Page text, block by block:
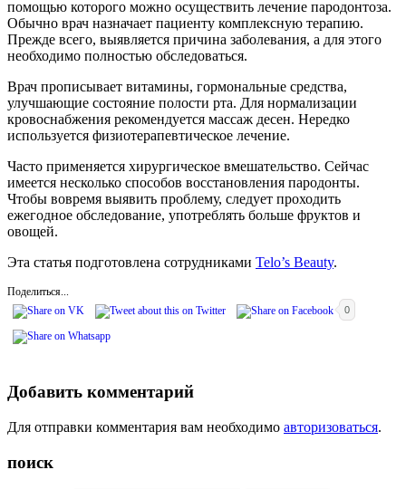
помощью которого можно осуществить лечение пародонтоза.
Обычно врач назначает пациенту комплексную терапию.
Прежде всего, выявляется причина заболевания, а для этого
необходимо полностью обследоваться.
Врач прописывает витамины, гормональные средства,
улучшающие состояние полости рта. Для нормализации
кровоснабжения рекомендуется массаж десен. Нередко
используется физиотерапевтическое лечение.
Часто применяется хирургическое вмешательство. Сейчас
имеется несколько способов восстановления пародонты.
Чтобы вовремя выявить проблему, следует проходить
ежегодное обследование, употреблять больше фруктов и
овощей.
Эта статья подготовлена сотрудниками Telo’s Beauty.
Поделиться...
0
Добавить комментарий
Для отправки комментария вам необходимо авторизоваться.
поиск